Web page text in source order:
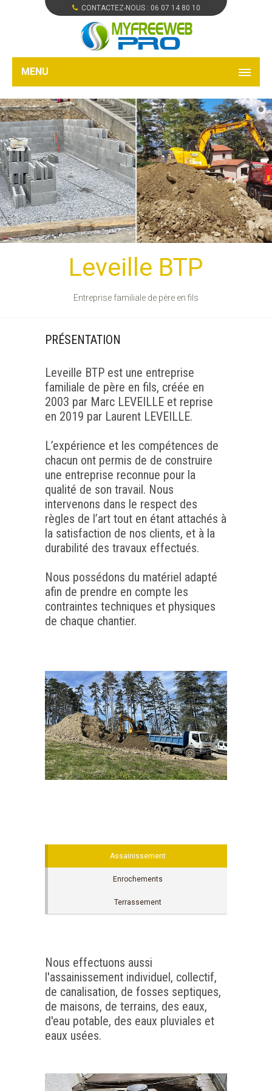
CONTACTEZ-NOUS : 06 07 14 80 10
MENU
Leveille BTP
Entreprise familiale de père en fils
PRÉSENTATION
Leveille BTP est une entreprise
familiale de père en fils, créée en
2003 par Marc LEVEILLE et reprise
en 2019 par Laurent LEVEILLE.
L’expérience et les compétences de
chacun ont permis de de construire
une entreprise reconnue pour la
qualité de son travail. Nous
intervenons dans le respect des
règles de l’art tout en étant attachés à
la satisfaction de nos clients, et à la
durabilité des travaux effectués.
Nous possédons du matériel adapté
afin de prendre en compte les
contraintes techniques et physiques
de chaque chantier.
Assainissement
Enrochements
Terrassement
Nous effectuons aussi
l'assainissement individuel, collectif,
de canalisation, de fosses septiques,
de maisons, de terrains, des eaux,
d'eau potable, des eaux pluviales et
eaux usées.